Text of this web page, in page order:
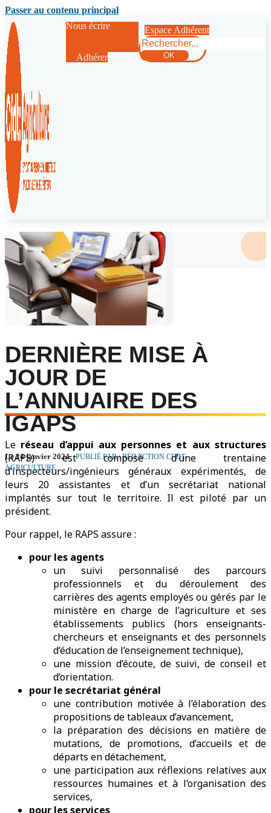
Passer au contenu principal
Nous écrire
Adhérer
Espace Adhérent
Rechercher
OK
DERNIÈRE MISE À
JOUR DE
L’ANNUAIRE DES
IGAPS
Le 24 janvier 2024
PUBLIÉ PAR : RÉDACTION CFDT-
AGRICULTURE
Le réseau d’appui aux personnes et aux structures
(RAPS) est composé d’une trentaine
d’inspecteurs/ingénieurs généraux expérimentés, de
leurs 20 assistantes et d’un secrétariat national
implantés sur tout le territoire. Il est piloté par un
président.
Pour rappel, le RAPS assure :
pour les agents
un suivi personnalisé des parcours
professionnels et du déroulement des
carrières des agents employés ou gérés par le
ministère en charge de l’agriculture et ses
établissements publics (hors enseignants-
chercheurs et enseignants et des personnels
d’éducation de l’enseignement technique),
une mission d’écoute, de suivi, de conseil et
d’orientation.
pour le secrétariat général
une contribution motivée à l’élaboration des
propositions de tableaux d’avancement,
la préparation des décisions en matière de
mutations, de promotions, d’accueils et de
départs en détachement,
une participation aux réflexions relatives aux
ressources humaines et à l’organisation des
services,
pour les services